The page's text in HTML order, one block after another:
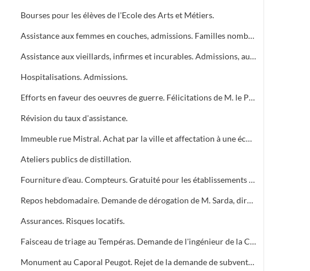
Bourses pour les élèves de l'Ecole des Arts et Métiers.
Assistance aux femmes en couches, admissions. Familles nombreuses, admissions.
Assistance aux vieillards, infirmes et incurables. Admissions, augmentations, rejets.
Hospitalisations. Admissions.
Efforts en faveur des oeuvres de guerre. Félicitations de M. le Préfet du Gard.
Révision du taux d'assistance.
Immeuble rue Mistral. Achat par la ville et affectation à une école de jeunes filles. Aménagements.
Ateliers publics de distillation.
Fourniture d'eau. Compteurs. Gratuité pour les établissements militaires et hospitaliers.
Repos hebdomadaire. Demande de dérogation de M. Sarda, directeur des Nouvelles Galeries. Avis défavorable.
Assurances. Risques locatifs.
Faisceau de triage au Tempéras. Demande de l'ingénieur de la Compagnie P.L.M. pour l'élargissement du chemin de St André.
Monument au Caporal Peugot. Rejet de la demande de subvention.